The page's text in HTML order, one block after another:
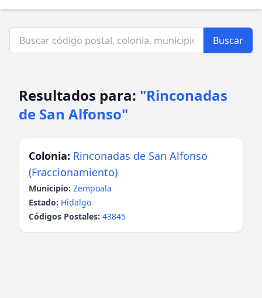
Buscar
Resultados para: "Rinconadas
de San Alfonso"
Colonia: Rinconadas de San Alfonso
(Fraccionamiento)
Municipio: Zempoala
Estado: Hidalgo
Códigos Postales: 43845